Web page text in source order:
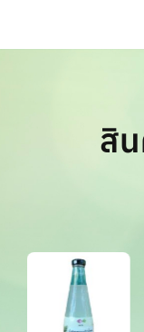
สิ